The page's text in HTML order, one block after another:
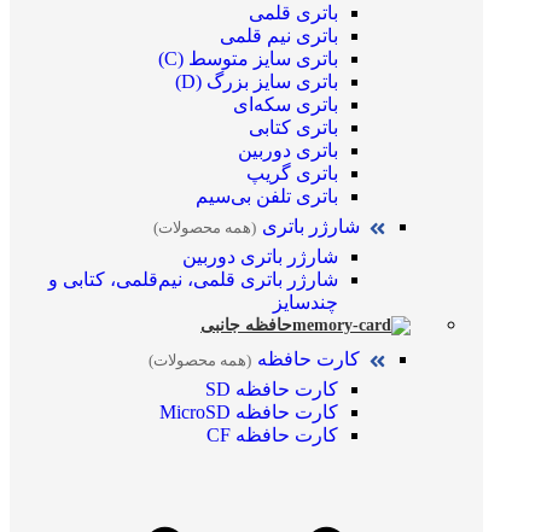
باتری قلمی
باتری نیم قلمی
باتری سایز متوسط (C)
باتری سایز بزرگ (D)
باتری سکه‌ای
باتری کتابی
باتری دوربین
باتری گریپ
باتری تلفن بی‌سیم
شارژر باتری (همه محصولات)
شارژر باتری دوربین
شارژر باتری قلمی، نیم‌قلمی، کتابی و
چندسایز
حافظه جانبی
کارت حافظه (همه محصولات)
کارت حافظه SD
کارت حافظه MicroSD
کارت حافظه CF